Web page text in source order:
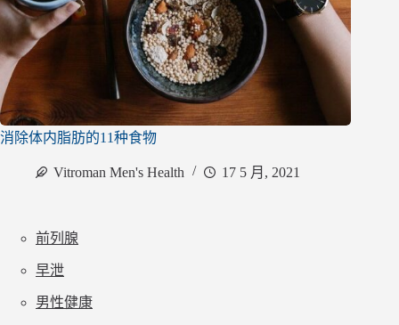
消除体内脂肪的11种食物
Vitroman Men's Health 17 5 月, 2021
前列腺
早泄
男性健康